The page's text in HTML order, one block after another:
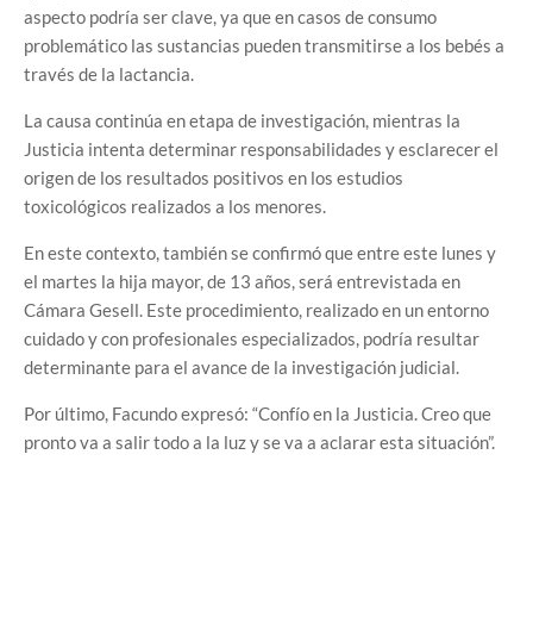
aspecto podría ser clave, ya que en casos de consumo
problemático las sustancias pueden transmitirse a los bebés a
través de la lactancia.
La causa continúa en etapa de investigación, mientras la
Justicia intenta determinar responsabilidades y esclarecer el
origen de los resultados positivos en los estudios
toxicológicos realizados a los menores.
En este contexto, también se confirmó que entre este lunes y
el martes la hija mayor, de 13 años, será entrevistada en
Cámara Gesell. Este procedimiento, realizado en un entorno
cuidado y con profesionales especializados, podría resultar
determinante para el avance de la investigación judicial.
Por último, Facundo expresó: “Confío en la Justicia. Creo que
pronto va a salir todo a la luz y se va a aclarar esta situación”.